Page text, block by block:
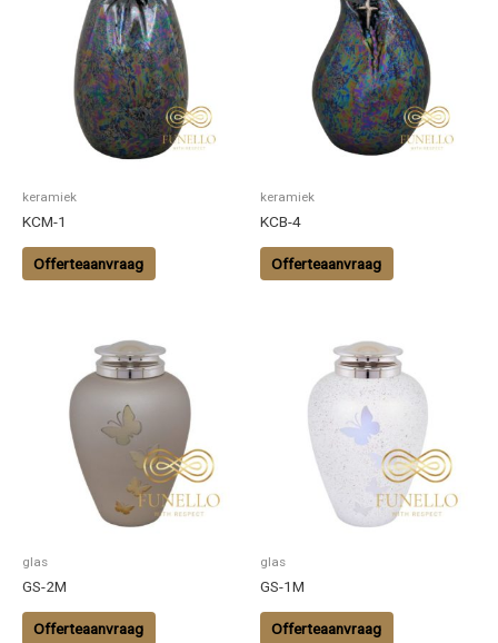
keramiek
KCM-1
Offerteaanvraag
keramiek
KCB-4
Offerteaanvraag
glas
GS-2M
Offerteaanvraag
glas
GS-1M
Offerteaanvraag